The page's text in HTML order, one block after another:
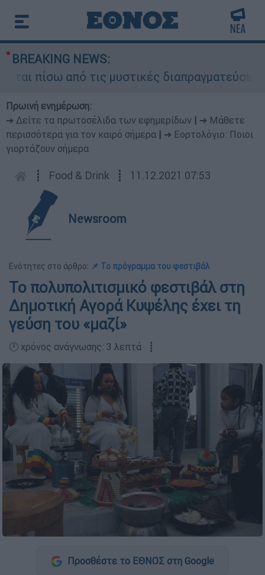
BREAKING NEWS:
πίσω από τις μυστικές διαπραγματεύσεις
Πρωινή ενημέρωση:
➔ Δείτε τα πρωτοσέλιδα των εφημερίδων
➔ Μάθετε
περισσότερα για τον καιρό σήμερα
➔ Εορτολόγιο: Ποιοι
γιορτάζουν σήμερα
┋ Food & Drink ┋ 11.12.2021 07:53
Newsroom
Ενότητες στο άρθρο: 📌 Το πρόγραμμα του φεστιβάλ
Το πολυπολιτισμικό φεστιβάλ στη
Δημοτική Αγορά Κυψέλης έχει τη
γεύση του «μαζί»
🕛 χρόνος ανάγνωσης: 3 λεπτά ┋
Προσθέστε το ΕΘΝΟΣ στη Google